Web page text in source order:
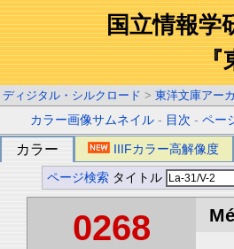
国立情報学
『
ディジタル・シルクロード > 東洋文庫アー
カラー画像サムネイル - 目次 -ペー
カラー IIIFカラー高解像度
ページ検索 タイトル
0268